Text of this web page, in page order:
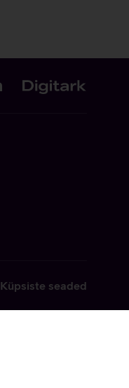
Küpsiste seaded